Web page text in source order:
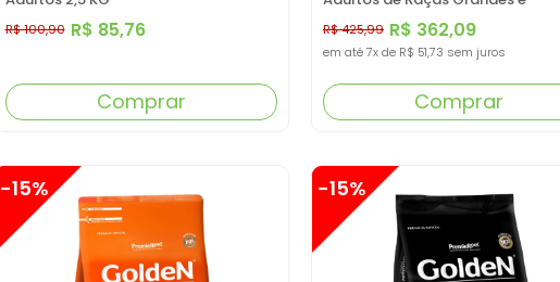
R$ 85,76
R$ 100,90
Comprar
R$ 362,09
R$ 425,99
em até 7x de R$ 51,73 sem juros
Comprar
-15% -15%